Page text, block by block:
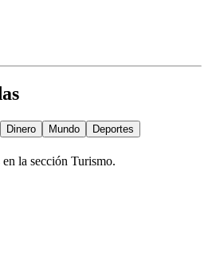
Dinero Mundo
Deportes
la sección Turismo.